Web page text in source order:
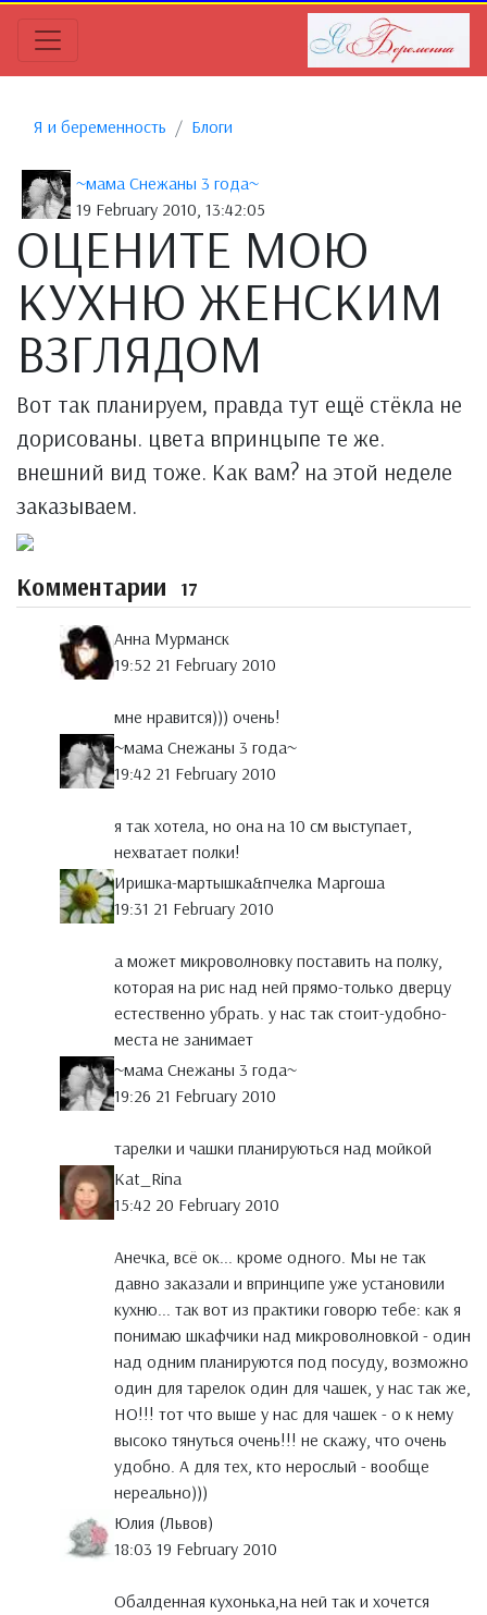
Я и беременность Блоги
~мама Снежаны 3 года~
19 February 2010, 13:42:05
ОЦЕНИТЕ МОЮ
КУХНЮ ЖЕНСКИМ
ВЗГЛЯДОМ
Вот так планируем, правда тут ещё стёкла не
дорисованы. цвета впринцыпе те же.
внешний вид тоже. Как вам? на этой неделе
заказываем.
Комментарии 17
Анна Мурманск
19:52 21 February 2010
мне нравится))) очень!
~мама Снежаны 3 года~
19:42 21 February 2010
я так хотела, но она на 10 см выступает,
нехватает полки!
Иришка-мартышка&пчелка Маргоша
19:31 21 February 2010
а может микроволновку поставить на полку,
которая на рис над ней прямо-только дверцу
естественно убрать. у нас так стоит-удобно-
места не занимает
~мама Снежаны 3 года~
19:26 21 February 2010
тарелки и чашки планируються над мойкой
Kat_Rina
15:42 20 February 2010
Анечка, всё ок... кроме одного. Мы не так
давно заказали и впринципе уже установили
кухню... так вот из практики говорю тебе: как я
понимаю шкафчики над микроволновкой - один
над одним планируются под посуду, возможно
один для тарелок один для чашек, у нас так же,
НО!!! тот что выше у нас для чашек - о к нему
высоко тянуться очень!!! не скажу, что очень
удобно. А для тех, кто нерослый - вообще
нереально)))
Юлия (Львов)
18:03 19 February 2010
Обалденная кухонька,на ней так и хочется